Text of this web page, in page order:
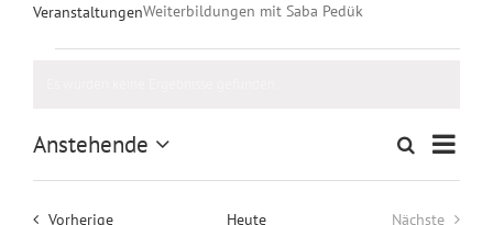
VeranstaltungenWeiterbildungen mit Saba Pedük
Suche
und
SucheListe
Anstehende
VorherigeVeranstaltungen Heute
Nächste